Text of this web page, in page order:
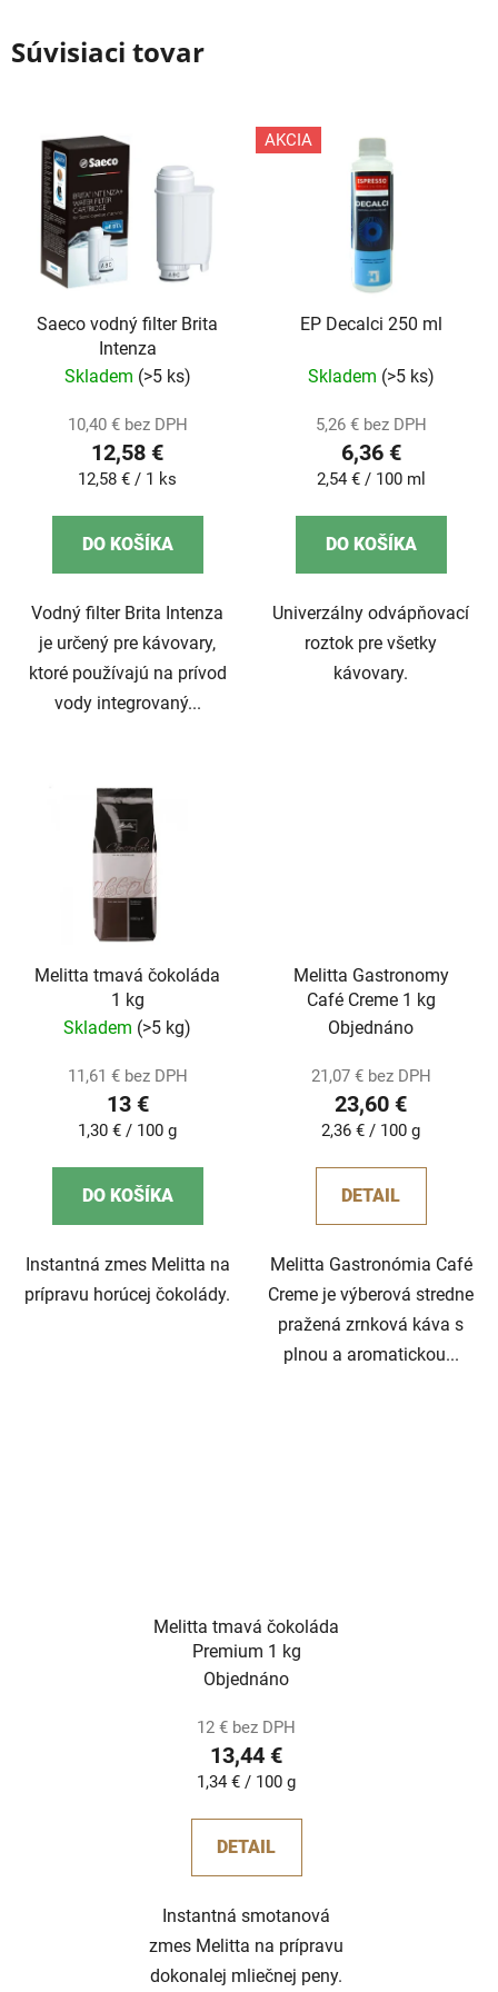
Súvisiaci tovar
Saeco vodný filter Brita
Intenza
Skladem (>5 ks)
10,40 € bez DPH
12,58 €
Jednotková
12,58 € / 1 ks
DO KOŠÍKA
Vodný filter Brita Intenza
je určený pre kávovary,
ktoré používajú na prívod
vody integrovaný...
AKCIA
EP Decalci 250 ml
Skladem (>5 ks)
5,26 € bez DPH
6,36 €
Jednotková
2,54 € / 100 ml
DO KOŠÍKA
Univerzálny odvápňovací
roztok pre všetky
kávovary.
Melitta tmavá čokoláda
1 kg
Skladem (>5 kg)
11,61 € bez DPH
13 €
Jednotková
1,30 € / 100 g
DO KOŠÍKA
Instantná zmes Melitta na
prípravu horúcej čokolády.
Melitta Gastronomy
Café Creme 1 kg
Objednáno
21,07 € bez DPH
23,60 €
Jednotková
2,36 € / 100 g
DETAIL
Melitta Gastronómia Café
Creme je výberová stredne
pražená zrnková káva s
plnou a aromatickou...
Melitta tmavá čokoláda
Premium 1 kg
Objednáno
12 € bez DPH
13,44 €
Jednotková
1,34 € / 100 g
DETAIL
Instantná smotanová
zmes Melitta na prípravu
dokonalej mliečnej peny.